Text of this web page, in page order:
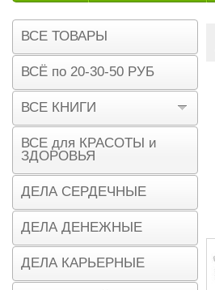
Возврат
ВСЕ ТОВАРЫ
ВСЁ по 20-30-50 РУБ
ВСЕ КНИГИ
ВСЕ для КРАСОТЫ и
ЗДОРОВЬЯ
ДЕЛА СЕРДЕЧНЫЕ
ДЕЛА ДЕНЕЖНЫЕ
ДЕЛА КАРЬЕРНЫЕ